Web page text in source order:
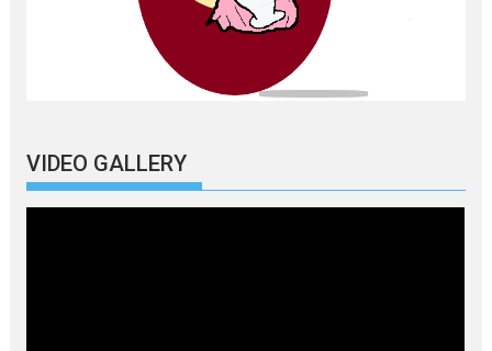
VIDEO GALLERY